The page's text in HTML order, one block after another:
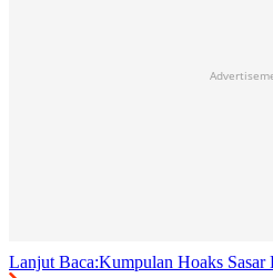
Lanjut Baca:Kumpulan Hoaks Sasar